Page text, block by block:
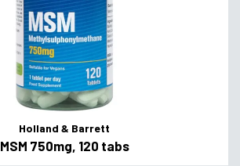
Holland & Barrett
MSM 750mg, 120 tabs